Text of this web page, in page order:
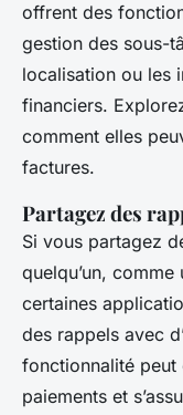
offrent des
gestion des sous-
localisation ou les
financiers.
comment elles
factures.
Partagez des
Si vous partagez
quelqu’un,
certaines
des rappels avec
fonctionnalité
paiements et